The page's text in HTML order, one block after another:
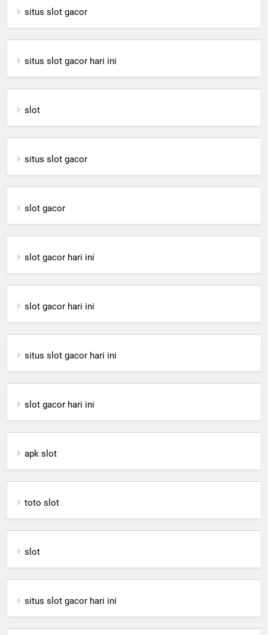
situs slot gacor
situs slot gacor hari ini
slot
situs slot gacor
slot gacor
slot gacor hari ini
slot gacor hari ini
situs slot gacor hari ini
slot gacor hari ini
apk slot
toto slot
slot
situs slot gacor hari ini